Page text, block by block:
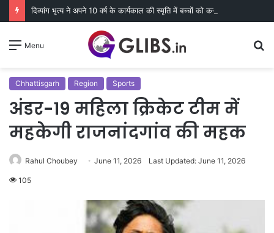
Menu
Chhattisgarh Region Sports
अंडर-19 महिला क्रिकेट टीम में
महकेगी राजनांदगांव की महक
Rahul Choubey June 11, 2026 Last Updated: June 11, 2026
105